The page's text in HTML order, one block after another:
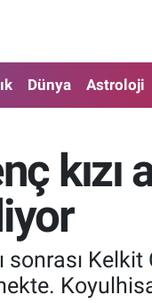
Dünya Astroloji
kızı
Kelkit